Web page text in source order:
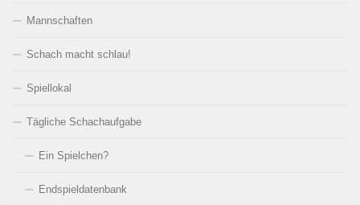
Mannschaften
Schach macht schlau!
Spiellokal
Tägliche Schachaufgabe
Ein Spielchen?
Endspieldatenbank